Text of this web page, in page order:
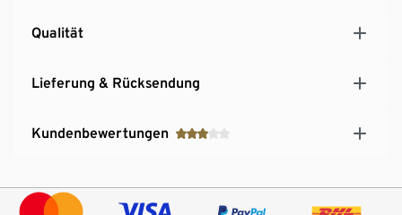
Qualität
Lieferung & Rücksendung
Kundenbewertungen